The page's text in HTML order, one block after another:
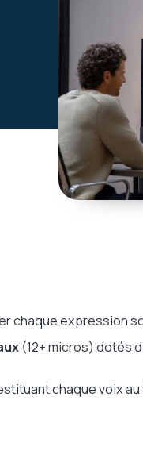
chaque expression
(12+ micros) dotés
chaque voix